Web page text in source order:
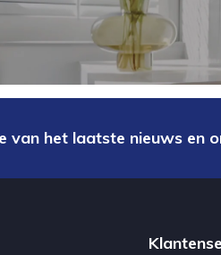
van het laatste nieuws en